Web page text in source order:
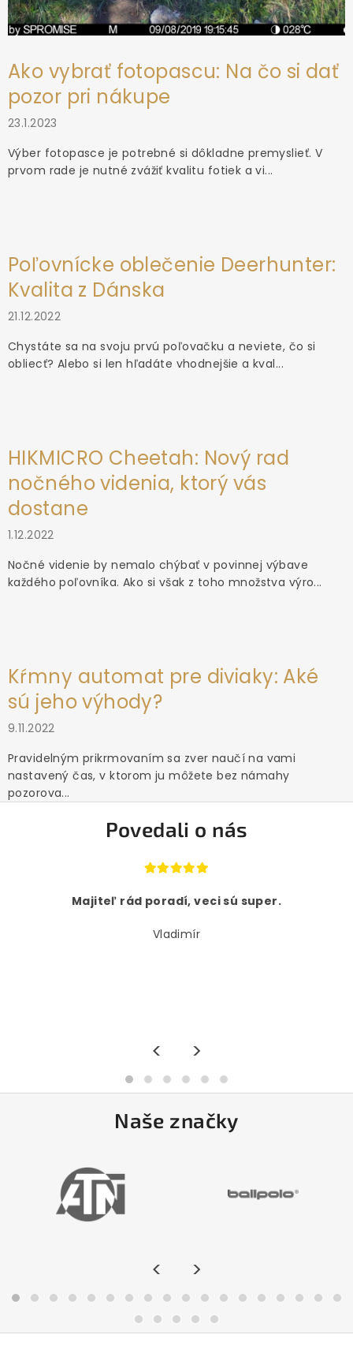
Ako vybrať fotopascu: Na čo si dať
pozor pri nákupe
23.1.2023
Výber fotopasce je potrebné si dôkladne premyslieť. V
prvom rade je nutné zvážiť kvalitu fotiek a vi...
Poľovnícke oblečenie Deerhunter:
Kvalita z Dánska
21.12.2022
Chystáte sa na svoju prvú poľovačku a neviete, čo si
obliecť? Alebo si len hľadáte vhodnejšie a kval...
HIKMICRO Cheetah: Nový rad
nočného videnia, ktorý vás
dostane
1.12.2022
Nočné videnie by nemalo chýbať v povinnej výbave
každého poľovníka. Ako si však z toho množstva výro...
Kŕmny automat pre diviaky: Aké
sú jeho výhody?
9.11.2022
Pravidelným prikrmovaním sa zver naučí na vami
nastavený čas, v ktorom ju môžete bez námahy
pozorova...
Povedali o nás
Majiteľ rád poradí, veci sú super.
Vladimír
< >
Naše značky
< >